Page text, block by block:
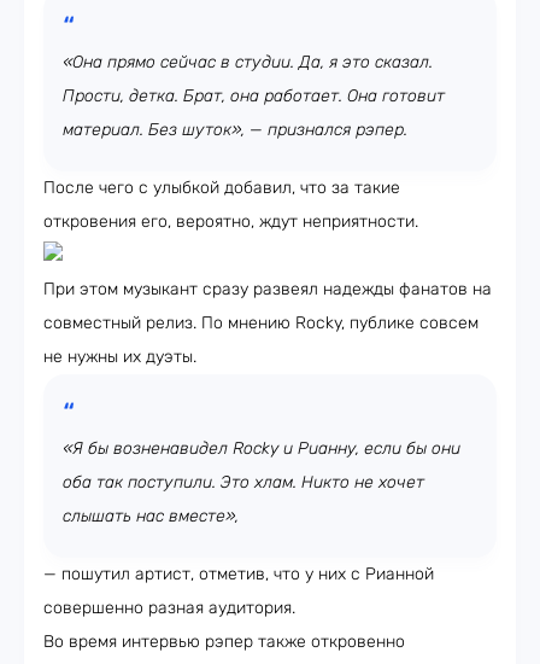
«Она прямо сейчас в студии. Да, я это сказал.
Прости, детка. Брат, она работает. Она готовит
материал. Без шуток», — признался рэпер.
После чего с улыбкой добавил, что за такие
откровения его, вероятно, ждут неприятности.
При этом музыкант сразу развеял надежды фанатов на
совместный релиз. По мнению Rocky, публике совсем
не нужны их дуэты.
«Я бы возненавидел Rocky и Рианну, если бы они
оба так поступили. Это хлам. Никто не хочет
слышать нас вместе»,
— пошутил артист, отметив, что у них с Рианной
совершенно разная аудитория.
Во время интервью рэпер также откровенно